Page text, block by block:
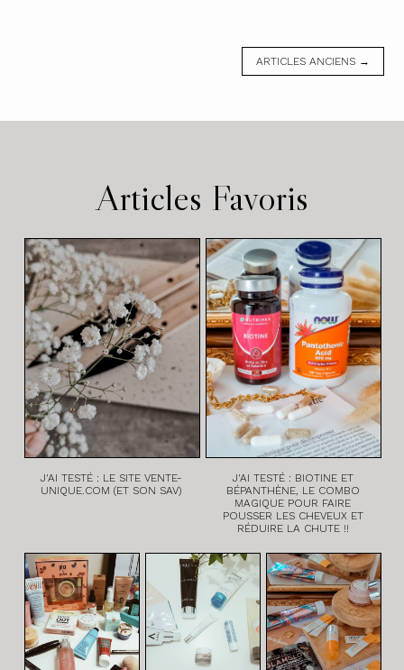
ARTICLES ANCIENS →
Articles Favoris
J'AI TESTÉ : LE SITE VENTE-
UNIQUE.COM (ET SON SAV)
J'AI TESTÉ : BIOTINE ET
BÉPANTHÈNE, LE COMBO
MAGIQUE POUR FAIRE
POUSSER LES CHEVEUX ET
RÉDUIRE LA CHUTE !!